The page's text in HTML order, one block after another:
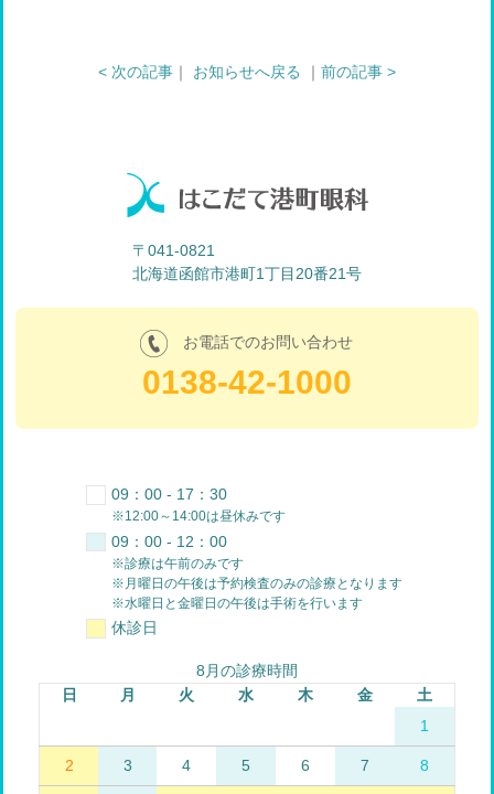
< 次の記事｜ お知らせへ戻る ｜ 前の記事 >
〒041-0821
北海道函館市港町1丁目20番21号
お電話でのお問い合わせ
0138-42-1000
09：00 - 17：30
※12:00～14:00は昼休みです
09：00 - 12：00
※診療は午前のみです
※月曜日の午後は予約検査のみの診療となります
※水曜日と金曜日の午後は手術を行います
休診日
8月の診療時間
日
月 火 水 木 金
土
1
2 3 4 5 6 7 8